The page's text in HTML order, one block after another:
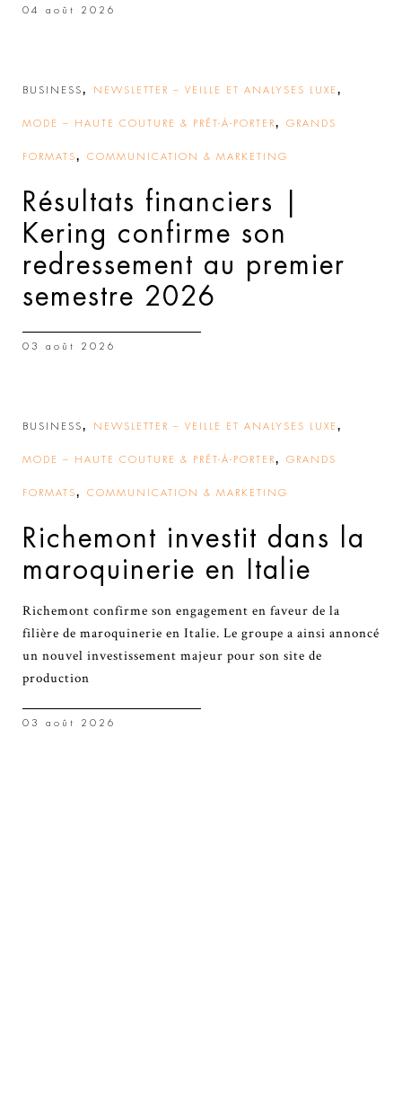
04 août 2026
BUSINESS, NEWSLETTER – VEILLE ET ANALYSES LUXE ,
MODE – HAUTE COUTURE & PRÊT-À-PORTER, GRANDS
FORMATS, COMMUNICATION & MARKETING
Résultats financiers |
Kering confirme son
redressement au premier
semestre 2026
03 août 2026
BUSINESS, NEWSLETTER – VEILLE ET ANALYSES LUXE ,
MODE – HAUTE COUTURE & PRÊT-À-PORTER, GRANDS
FORMATS, COMMUNICATION & MARKETING
Richemont investit dans la
maroquinerie en Italie
Richemont confirme son engagement en faveur de la
filière de maroquinerie en Italie. Le groupe a ainsi annoncé
un nouvel investissement majeur pour son site de
production
03 août 2026